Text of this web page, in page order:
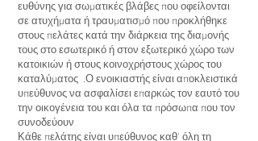
ευθύνης για σωματικές βλάβες που οφείλονται
σε ατυχήματα ή τραυματισμό που προκλήθηκε
στους πελάτες κατά την διάρκεια της διαμονής
τους στο εσωτερικό ή στον εξωτερικό χώρο των
κατοικιών ή στους κοινοχρήστους χώρος του
καταλύματος .Ο ενοικιαστής είναι αποκλειστικά
υπεύθυνος να ασφαλίσει επαρκώς τον εαυτό του
την οικογένεια του και όλα τα πρόσωπα που τον
συνοδεύουν
Κάθε πελάτης είναι υπεύθυνος καθ' όλη τη